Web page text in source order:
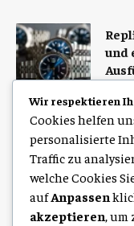
und
Wir respektieren
Cookies helfen
personalisierte
Traffic zu
welche Cookies
aufAnpassen
akzeptieren, um